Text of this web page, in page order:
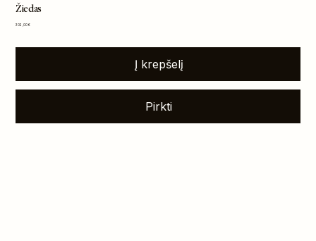
Žiedas
Kaina
302,00 €
Į krepšelį
Pirkti